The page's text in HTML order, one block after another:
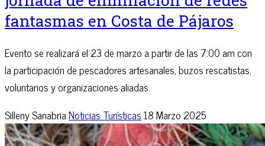
fantasmas en Costa de Pájaros
Evento se realizará el 23 de marzo a partir de las 7:00 am con
la participación de pescadores artesanales, buzos rescatistas,
voluntarios y organizaciones aliadas.
Silleny SanabriaNoticias Turísticas18 Marzo 2025